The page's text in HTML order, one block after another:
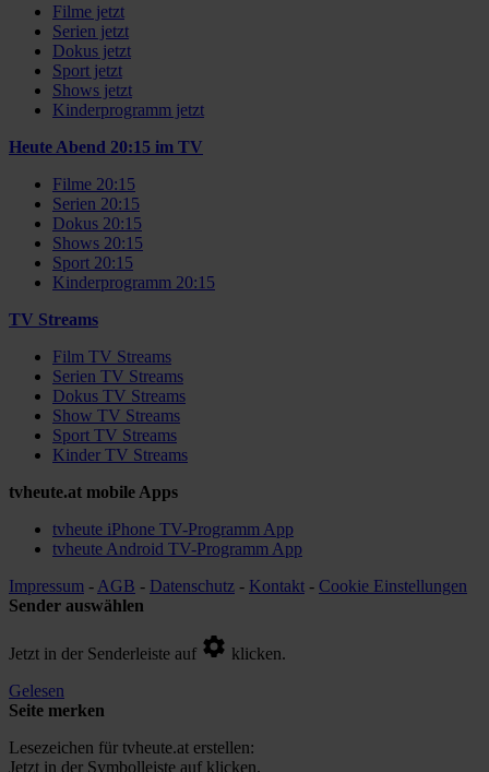
Filme jetzt
Serien jetzt
Dokus jetzt
Sport jetzt
Shows jetzt
Kinderprogramm jetzt
Heute Abend 20:15 im TV
Filme 20:15
Serien 20:15
Dokus 20:15
Shows 20:15
Sport 20:15
Kinderprogramm 20:15
TV Streams
Film TV Streams
Serien TV Streams
Dokus TV Streams
Show TV Streams
Sport TV Streams
Kinder TV Streams
tvheute.at mobile Apps
tvheute iPhone TV-Programm App
tvheute Android TV-Programm App
Impressum - AGB - Datenschutz - Kontakt - Cookie Einstellungen
Sender auswählen
Jetzt in der Senderleiste auf
klicken.
Gelesen
Seite merken
Lesezeichen für tvheute.at erstellen:
Jetzt in der Symbolleiste auf klicken.